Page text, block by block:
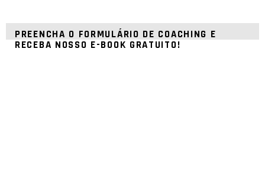
PREENCHA O FORMULÁRIO DE COACHING E
RECEBA NOSSO E-BOOK GRATUITO!